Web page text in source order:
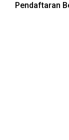
Pendaftaran